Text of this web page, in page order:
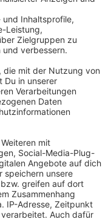
gute Luft in
für